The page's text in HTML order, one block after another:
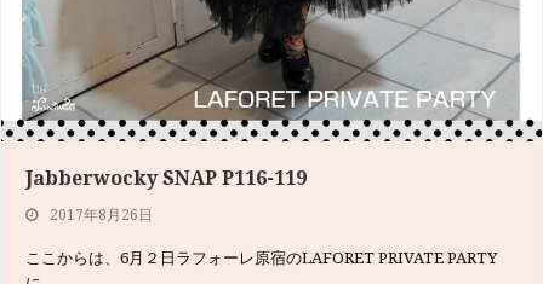
Jabberwocky SNAP P116-119
2017年8月26日
ここからは、6月２日ラフォーレ原宿のLAFORET PRIVATE PARTY
ジャバウォッキー風 不思議の国のアリスP180-183
2017年6月20日
《チェシャ猫》 Cheshire Cat Top￥14,040 BMagic c…